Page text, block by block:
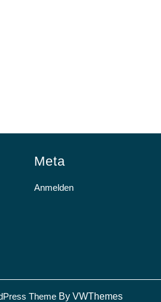
Meta
Anmelden
Theme By VWThemes